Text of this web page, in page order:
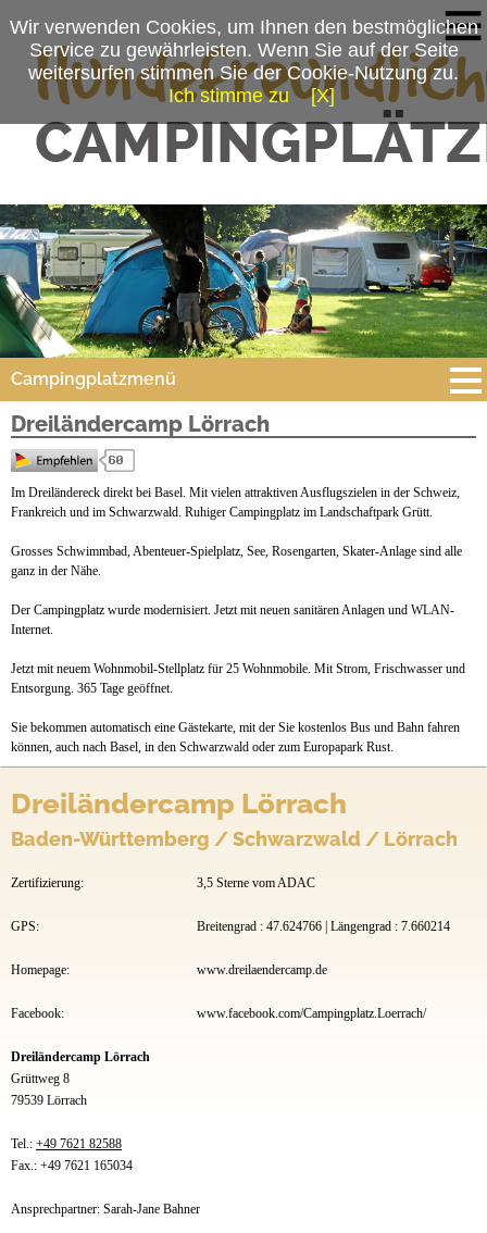
Campingplatzmenü
Platzdaten
Preise & Prospekte
Anfahrt
Dreiländercamp Lörrach
Im Dreiländereck direkt bei Basel. Mit vielen attraktiven Ausflugszielen in der Schweiz,
Frankreich und im Schwarzwald. Ruhiger Campingplatz im Landschaftpark Grütt.
Grosses Schwimmbad, Abenteuer-Spielplatz, See, Rosengarten, Skater-Anlage sind alle
ganz in der Nähe.
Der Campingplatz wurde modernisiert. Jetzt mit neuen sanitären Anlagen und WLAN-
Internet.
Jetzt mit neuem Wohnmobil-Stellplatz für 25 Wohnmobile. Mit Strom, Frischwasser und
Entsorgung. 365 Tage geöffnet.
Sie bekommen automatisch eine Gästekarte, mit der Sie kostenlos Bus und Bahn fahren
können, auch nach Basel, in den Schwarzwald oder zum Europapark Rust.
Dreiländercamp Lörrach
Baden-Württemberg / Schwarzwald / Lörrach
Zertifizierung: 3,5 Sterne vom ADAC
GPS: Breitengrad : 47.624766 | Längengrad : 7.660214
Homepage: www.dreilaendercamp.de
Facebook: www.facebook.com/Campingplatz.Loerrach/
Dreiländercamp Lörrach
Grüttweg 8
79539 Lörrach
Tel.: +49 7621 82588
Fax.: +49 7621 165034
Ansprechpartner: Sarah-Jane Bahner
Wir verwenden Cookies, um Ihnen den bestmöglichen
Service zu gewährleisten. Wenn Sie auf der Seite
weitersurfen stimmen Sie der Cookie-Nutzung zu.
Ich stimme zu
[X]